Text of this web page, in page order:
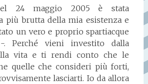
24 maggio 2005 è stata
più brutta della mia esistenza e
un vero e proprio spartiacque
Perché vieni investito dalla
vita e ti rendi conto che le
quelle che consideri più forti,
lasciarti. Io da allora